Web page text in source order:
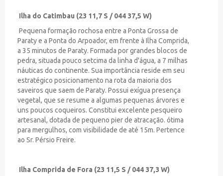
Ilha do Catimbau (23 11,7 S / 044 37,5 W)
Pequena formação rochosa entre a Ponta Grossa de
Paraty e a Ponta do Arpoador, em frente à Ilha Comprida,
a 35 minutos de Paraty. Formada por grandes blocos de
pedra, situada pouco setcima da linha d'água, a 7 milhas
náuticas do continente. Sua importância reside em seu
estratégico posicionamento na rota da maioria dos
saveiros que saem de Paraty. Possui exígua presença
vegetal, que se resume a algumas pequenas árvores e
uns poucos coqueiros. Constitui excelente pesqueiro
artesanal, dotada de pequeno pier de atracação. ótima
para mergulhos, com visibilidade de até 15m. Pertence
ao Sr. Pérsio Freire.
Ilha Comprida de Fora (23 11,5 S / 044 37,3 W)